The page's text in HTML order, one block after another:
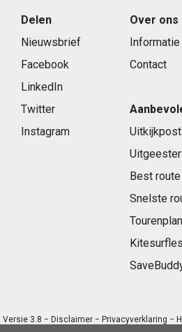
Delen
Nieuwsbrief
Facebook
LinkedIn
Twitter
Instagram
Over ons
Informatie
Contact
Uitkijkpost
Uitgeester
Best
Snelste
3.8 − Disclaimer− Privacyverklaring −